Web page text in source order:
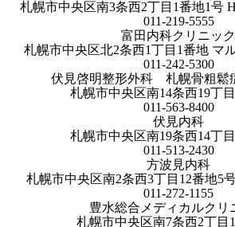
札幌市中央区南3条西2丁目1番地1号
011-219-5555
富田内科クリニック
札幌市中央区北2条西1丁目1番地 マ
011-242-5300
伏見啓明整形外科 札幌骨粗鬆
札幌市中央区南14条西19丁
011-563-8400
伏見内科
札幌市中央区南19条西14丁
011-513-2430
方波見内科
札幌市中央区南2条西3丁目12番地5
011-272-1155
豊水総合メディカルクリ
札幌市中央区南7条西2丁目